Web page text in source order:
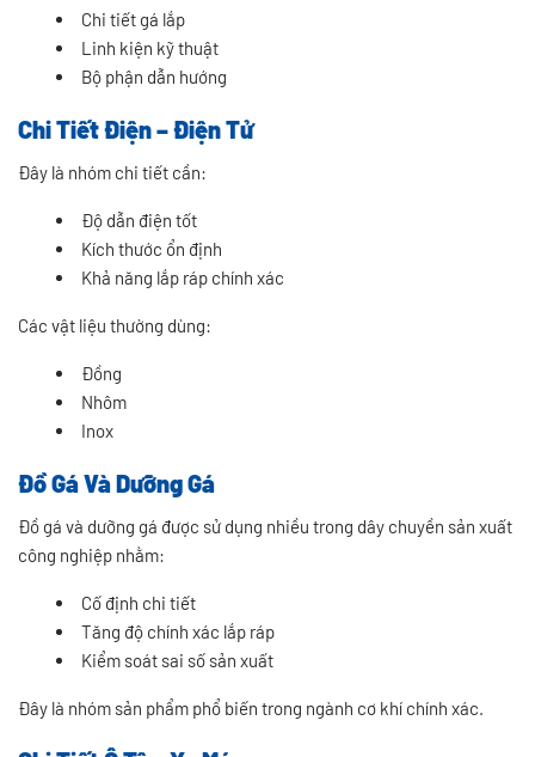
Chi tiết gá lắp
Linh kiện kỹ thuật
Bộ phận dẫn hướng
Chi Tiết Điện – Điện Tử
Đây là nhóm chi tiết cần:
Độ dẫn điện tốt
Kích thước ổn định
Khả năng lắp ráp chính xác
Các vật liệu thường dùng:
Đồng
Nhôm
Inox
Đồ Gá Và Dưỡng Gá
Đồ gá và dưỡng gá được sử dụng nhiều trong dây chuyền sản xuất
công nghiệp nhằm:
Cố định chi tiết
Tăng độ chính xác lắp ráp
Kiểm soát sai số sản xuất
Đây là nhóm sản phẩm phổ biến trong ngành cơ khí chính xác.